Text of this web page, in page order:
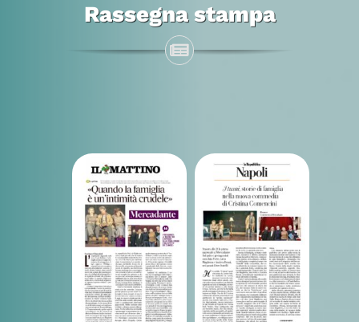
Rassegna stampa